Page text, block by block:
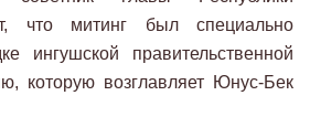
что митинг был специально
ингушской правительственной
которую возглавляет Юнус-Бек